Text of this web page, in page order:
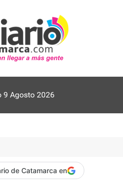
9 Agosto 2026
de Catamarca en